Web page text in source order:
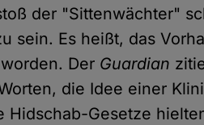
der "Sittenwächter"
sein. Es heißt, das
Der Guardian
die Idee einer
Hidschab-Gesetze